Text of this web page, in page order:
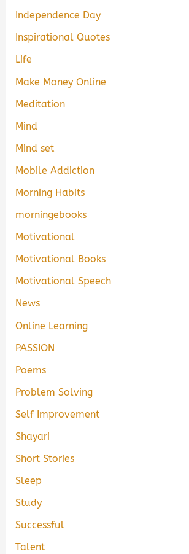
Independence Day
Inspirational Quotes
Life
Make Money Online
Meditation
Mind
Mind set
Mobile Addiction
Morning Habits
morningebooks
Motivational
Motivational Books
Motivational Speech
News
Online Learning
PASSION
Poems
Problem Solving
Self Improvement
Shayari
Short Stories
Sleep
Study
Successful
Talent